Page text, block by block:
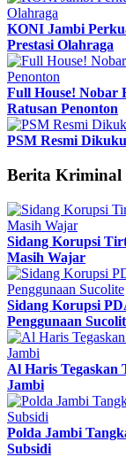
KONI Jambi
Prestasi Olahraga
Full House! Nobar
Ratusan Penonton
PSM Resmi
Berita Kriminal
Sidang Korupsi
Masih Wajar
Sidang Korupsi
Penggunaan
Al Haris Tegaskan
Jambi
Polda Jambi
Subsidi